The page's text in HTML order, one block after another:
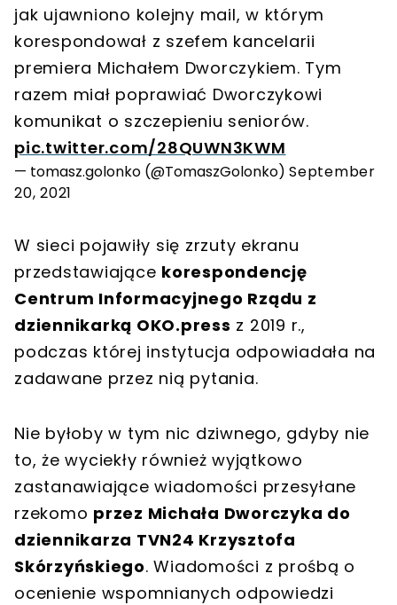
jak ujawniono kolejny mail, w którym
korespondował z szefem kancelarii
premiera Michałem Dworczykiem. Tym
razem miał poprawiać Dworczykowi
komunikat o szczepieniu seniorów.
pic.twitter.com/28QUWN3KWM
— tomasz.golonko (@TomaszGolonko) September
20, 2021
W sieci pojawiły się zrzuty ekranu
przedstawiające korespondencję
Centrum Informacyjnego Rządu z
dziennikarką OKO.press z 2019 r.,
podczas której instytucja odpowiadała na
zadawane przez nią pytania.
Nie byłoby w tym nic dziwnego, gdyby nie
to, że wyciekły również wyjątkowo
zastanawiające wiadomości przesyłane
rzekomo przez Michała Dworczyka do
dziennikarza TVN24 Krzysztofa
Skórzyńskiego. Wiadomości z prośbą o
ocenienie wspomnianych odpowiedzi